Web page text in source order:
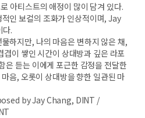
아티스트의 애정이 많이 담겨 있다.
인 보컬의 조화가 인상적이며, Jay
다.
하지만, 나의 마음은 변하지 않은 채,
겹이 쌓인 시간이 상대방과 깊은 라포
은 듣는 이에게 포근한 감정을 전달한
음, 오롯이 상대방을 향한 일관된 마
by Jay Chang, DINT /